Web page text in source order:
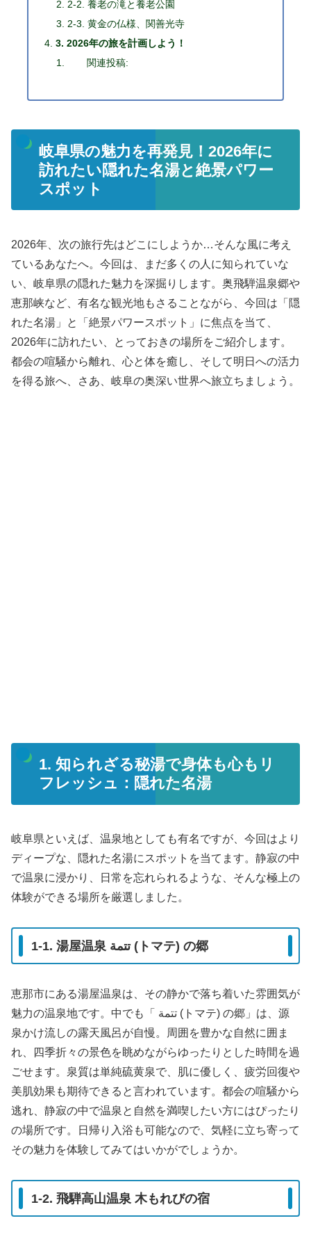
2-2. 養老の滝と養老公園
2-3. 黄金の仏様、関善光寺
3. 2026年の旅を計画しよう！
関連投稿:
岐阜県の魅力を再発見！2026年に
訪れたい隠れた名湯と絶景パワー
スポット
2026年、次の旅行先はどこにしようか…そんな風に考え
ているあなたへ。今回は、まだ多くの人に知られていな
い、岐阜県の隠れた魅力を深掘りします。奥飛騨温泉郷や
恵那峡など、有名な観光地もさることながら、今回は「隠
れた名湯」と「絶景パワースポット」に焦点を当て、
2026年に訪れたい、とっておきの場所をご紹介します。
都会の喧騒から離れ、心と体を癒し、そして明日への活力
を得る旅へ、さあ、岐阜の奥深い世界へ旅立ちましょう。
1. 知られざる秘湯で身体も心もリ
フレッシュ：隠れた名湯
岐阜県といえば、温泉地としても有名ですが、今回はより
ディープな、隠れた名湯にスポットを当てます。静寂の中
で温泉に浸かり、日常を忘れられるような、そんな極上の
体験ができる場所を厳選しました。
1-1. 湯屋温泉 تتمة (トマテ) の郷
恵那市にある湯屋温泉は、その静かで落ち着いた雰囲気が
魅力の温泉地です。中でも「 تتمة (トマテ) の郷」は、源
泉かけ流しの露天風呂が自慢。周囲を豊かな自然に囲ま
れ、四季折々の景色を眺めながらゆったりとした時間を過
ごせます。泉質は単純硫黄泉で、肌に優しく、疲労回復や
美肌効果も期待できると言われています。都会の喧騒から
逃れ、静寂の中で温泉と自然を満喫したい方にはぴったり
の場所です。日帰り入浴も可能なので、気軽に立ち寄って
その魅力を体験してみてはいかがでしょうか。
1-2. 飛騨高山温泉 木もれびの宿